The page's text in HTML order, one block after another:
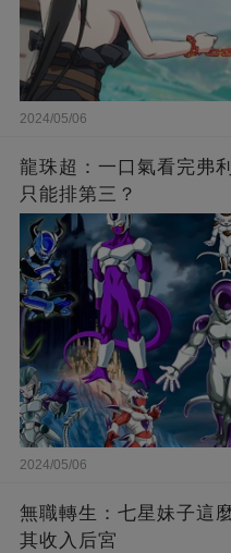
2024/05/06
龍珠超：一口氣看完弗
只能排第三？
2024/05/06
無職轉生：七星妹子這
其收入后宮